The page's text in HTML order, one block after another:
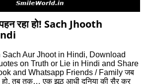
रहा हो! Sach Jhooth
Aur Jhoot in Hindi, Download
on Truth or Lie in Hindi and Share
and Whatsapp Friends / Family जब
तब तक… एक झूठ आधी दुनिया की सैर कर